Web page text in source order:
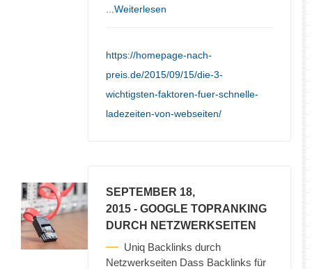
...Weiterlesen
https://homepage-nach-
preis.de/2015/09/15/die-3-
wichtigsten-faktoren-fuer-schnelle-
ladezeiten-von-webseiten/
SEPTEMBER 18,
2015 - GOOGLE TOPRANKING
DURCH NETZWERKSEITEN
Uniq Backlinks durch
Netzwerkseiten Dass Backlinks für